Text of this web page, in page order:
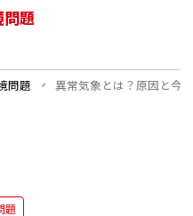
問題
問題 異常気象とは？原因と今
題